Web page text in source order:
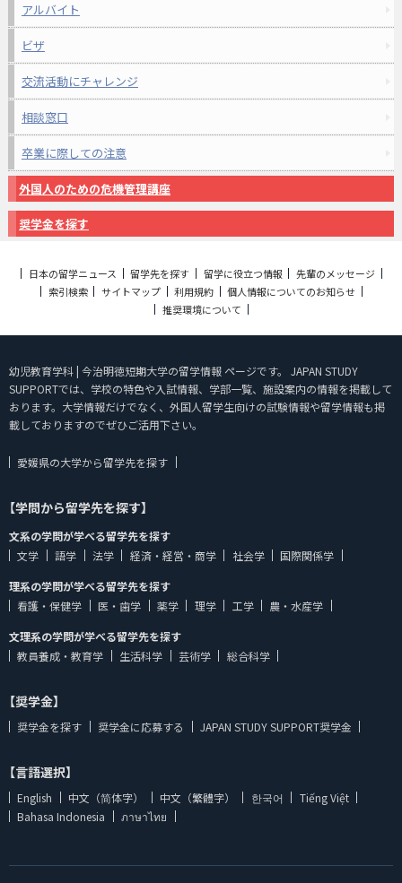
アルバイト
ビザ
交流活動にチャレンジ
相談窓口
卒業に際しての注意
外国人のための危機管理講座
奨学金を探す
日本の留学ニュース 留学先を探す 留学に役立つ情報
先輩のメッセージ
索引検索
サイトマップ 利用規約
個人情報についてのお知らせ
推奨環境について
幼児教育学科 | 今治明徳短期大学の留学情報 ページです。 JAPAN STUDY
SUPPORTでは、学校の特色や入試情報、学部一覧、施設案内の情報を掲載して
おります。大学情報だけでなく、外国人留学生向けの試験情報や留学情報も掲
載しておりますのでぜひご活用下さい。
愛媛県の大学から留学先を探す
【学問から留学先を探す】
文系の学問が学べる留学先を探す
文学
語学 法学 経済・経営・商学 社会学
国際関係学
理系の学問が学べる留学先を探す
看護・保健学
医・歯学 薬学 理学 工学
農・水産学
文理系の学問が学べる留学先を探す
教員養成・教育学
生活科学 芸術学 総合科学
【奨学金】
奨学金を探す 奨学金に応募する JAPAN STUDY SUPPORT奨学金
【言語選択】
English 中文（简体字） 中文（繁體字） 한국어
Tiếng Việt
Bahasa Indonesia
ภาษาไทย